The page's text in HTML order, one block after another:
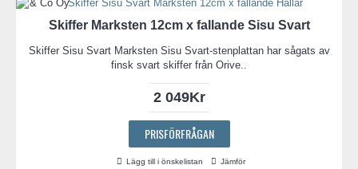
Skiffer Marksten 12cm x fallande Sisu Svart
Skiffer Sisu Svart Marksten Sisu Svart-stenplattan har sågats av
finsk svart skiffer från Orive..
2 049Kr
PRISFÖRFRÅGAN
Lägg till i önskelistan Jämför